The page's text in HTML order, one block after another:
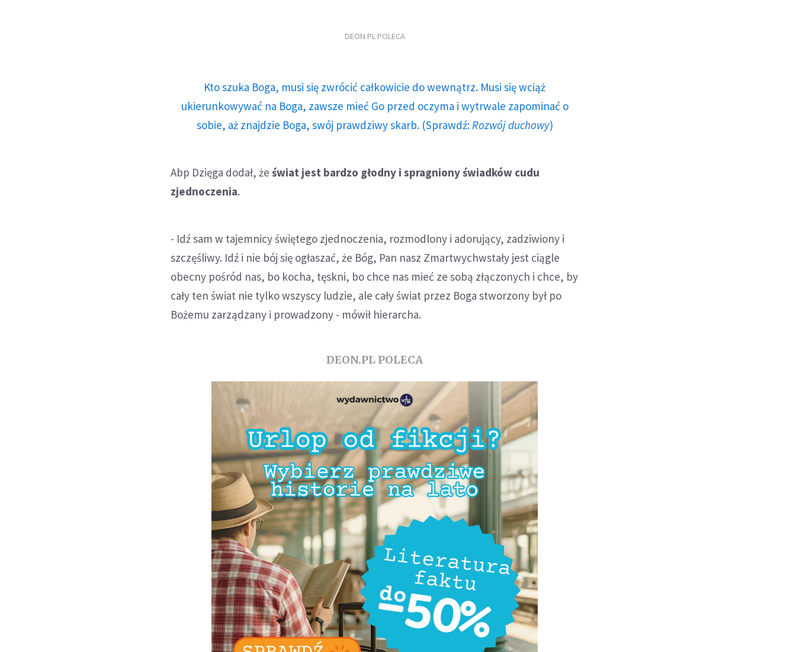
DEON.PL POLECA
Kto szuka Boga, musi się zwrócić całkowicie do wewnątrz. Musi się wciąż
ukierunkowywać na Boga, zawsze mieć Go przed oczyma i wytrwale zapominać o
sobie, aż znajdzie Boga, swój prawdziwy skarb. (Sprawdź: Rozwój duchowy)
Abp Dzięga dodał, żeświat jest bardzo głodny i spragniony świadków cudu
zjednoczenia.
- Idź sam w tajemnicy świętego zjednoczenia, rozmodlony i adorujący, zadziwiony i
szczęśliwy. Idź i nie bój się ogłaszać, że Bóg, Pan nasz Zmartwychwstały jest ciągle
obecny pośród nas, bo kocha, tęskni, bo chce nas mieć ze sobą złączonych i chce, by
cały ten świat nie tylko wszyscy ludzie, ale cały świat przez Boga stworzony był po
Bożemu zarządzany i prowadzony - mówił hierarcha.
DEON.PL POLECA